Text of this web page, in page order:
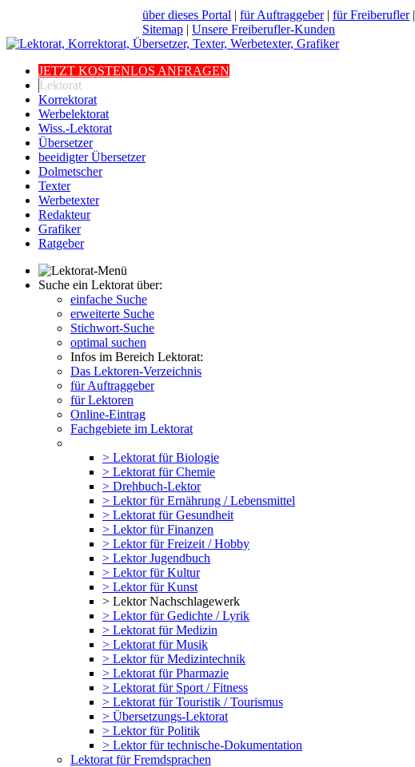
über dieses Portal | für Auftraggeber| für Freiberufler|
Sitemap | Unsere Freiberufler-Kunden
JETZT KOSTENLOS ANFRAGEN
Lektorat
Korrektorat
Werbelektorat
Wiss.-Lektorat
Übersetzer
beeidigter Übersetzer
Dolmetscher
Texter
Werbetexter
Redakteur
Grafiker
Ratgeber
Suche ein Lektorat über:
einfache Suche
erweiterte Suche
Stichwort-Suche
optimal suchen
Infos im Bereich Lektorat:
Das Lektoren-Verzeichnis
für Auftraggeber
für Lektoren
Online-Eintrag
Fachgebiete im Lektorat
> Lektorat für Biologie
> Lektorat für Chemie
> Drehbuch-Lektor
> Lektor für Ernährung / Lebensmittel
> Lektorat für Gesundheit
> Lektor für Finanzen
> Lektor für Freizeit / Hobby
> Lektor Jugendbuch
> Lektor für Kultur
> Lektor für Kunst
> Lektor Nachschlagewerk
> Lektor für Gedichte / Lyrik
> Lektorat für Medizin
> Lektorat für Musik
> Lektor für Medizintechnik
> Lektorat für Pharmazie
> Lektorat für Sport / Fitness
> Lektorat für Touristik / Tourismus
> Übersetzungs-Lektorat
> Lektor für Politik
> Lektor für technische-Dokumentation
Lektorat für Fremdsprachen